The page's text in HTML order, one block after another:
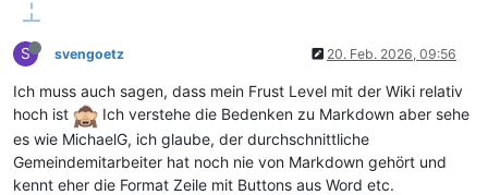
S svengoetz 20. Feb. 2026, 09:56
Ich muss auch sagen, dass mein Frust Level mit der Wiki relativ
hoch ist
Ich verstehe die Bedenken zu Markdown aber sehe
es wie MichaelG, ich glaube, der durchschnittliche
Gemeindemitarbeiter hat noch nie von Markdown gehört und
kennt eher die Format Zeile mit Buttons aus Word etc.